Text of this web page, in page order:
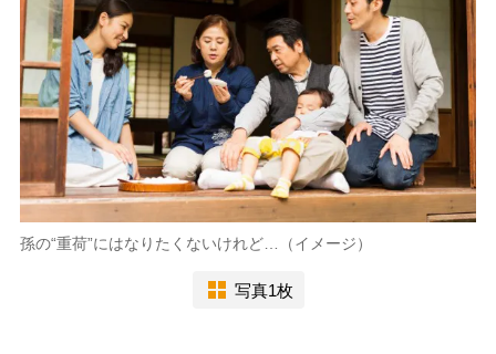
孫の“重荷”にはなりたくないけれど…（イメージ）
写真1枚